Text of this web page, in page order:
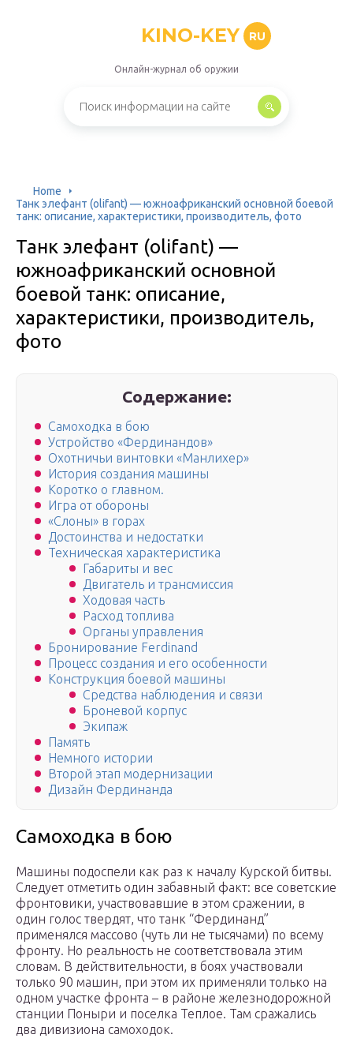
KINO-KEY RU
Онлайн-журнал об оружии
Home
Танк элефант (olifant) — южноафриканский основной боевой
танк: описание, характеристики, производитель, фото
Танк элефант (olifant) —
южноафриканский основной
боевой танк: описание,
характеристики, производитель,
фото
Содержание:
Самоходка в бою
Устройство «Фердинандов»
Охотничьи винтовки «Манлихер»
История создания машины
Коротко о главном.
Игра от обороны
«Слоны» в горах
Достоинства и недостатки
Техническая характеристика
Габариты и вес
Двигатель и трансмиссия
Ходовая часть
Расход топлива
Органы управления
Бронирование Ferdinand
Процесс создания и его особенности
Конструкция боевой машины
Средства наблюдения и связи
Броневой корпус
Экипаж
Память
Немного истории
Второй этап модернизации
Дизайн Фердинанда
Самоходка в бою
Машины подоспели как раз к началу Курской битвы.
Следует отметить один забавный факт: все советские
фронтовики, участвовавшие в этом сражении, в
один голос твердят, что танк “Фердинанд”
применялся массово (чуть ли не тысячами) по всему
фронту. Но реальность не соответствовала этим
словам. В действительности, в боях участвовали
только 90 машин, при этом их применяли только на
одном участке фронта – в районе железнодорожной
станции Поныри и поселка Теплое. Там сражались
два дивизиона самоходок.